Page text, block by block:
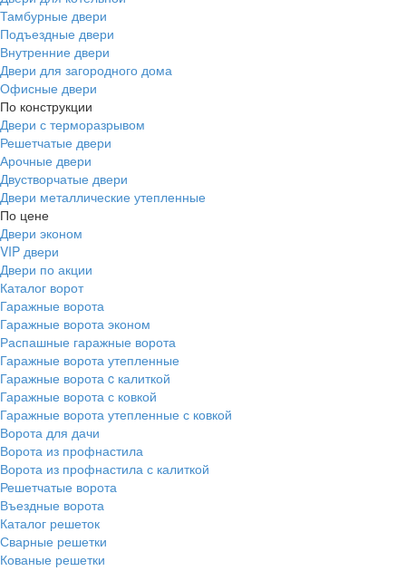
Тамбурные двери
Подъездные двери
Внутренние двери
Двери для загородного дома
Офисные двери
По конструкции
Двери с терморазрывом
Решетчатые двери
Арочные двери
Двустворчатые двери
Двери металлические утепленные
По цене
Двери эконом
VIP двери
Двери по акции
Каталог ворот
Гаражные ворота
Гаражные ворота эконом
Распашные гаражные ворота
Гаражные ворота утепленные
Гаражные ворота c калиткой
Гаражные ворота с ковкой
Гаражные ворота утепленные с ковкой
Ворота для дачи
Ворота из профнастила
Ворота из профнастила с калиткой
Решетчатые ворота
Въездные ворота
Каталог решеток
Сварные решетки
Кованые решетки